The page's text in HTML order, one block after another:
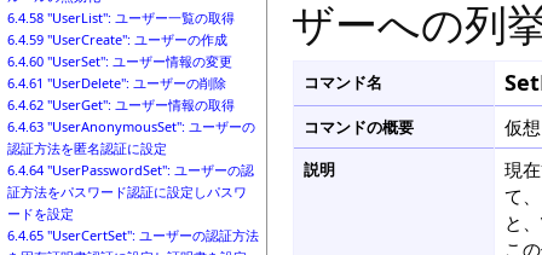
6.4.58 "UserList": ユーザー一覧の取得
6.4.59 "UserCreate": ユーザーの作成
6.4.60 "UserSet": ユーザー情報の変更
6.4.61 "UserDelete": ユーザーの削除
6.4.62 "UserGet": ユーザー情報の取得
6.4.63 "UserAnonymousSet": ユーザーの
認証方法を匿名認証に設定
6.4.64 "UserPasswordSet": ユーザーの認
証方法をパスワード認証に設定しパスワ
ードを設定
6.4.65 "UserCertSet": ユーザーの認証方法
ザーへの列
コマンド名
コマンドの概要 仮
説明
現
て
と
こ